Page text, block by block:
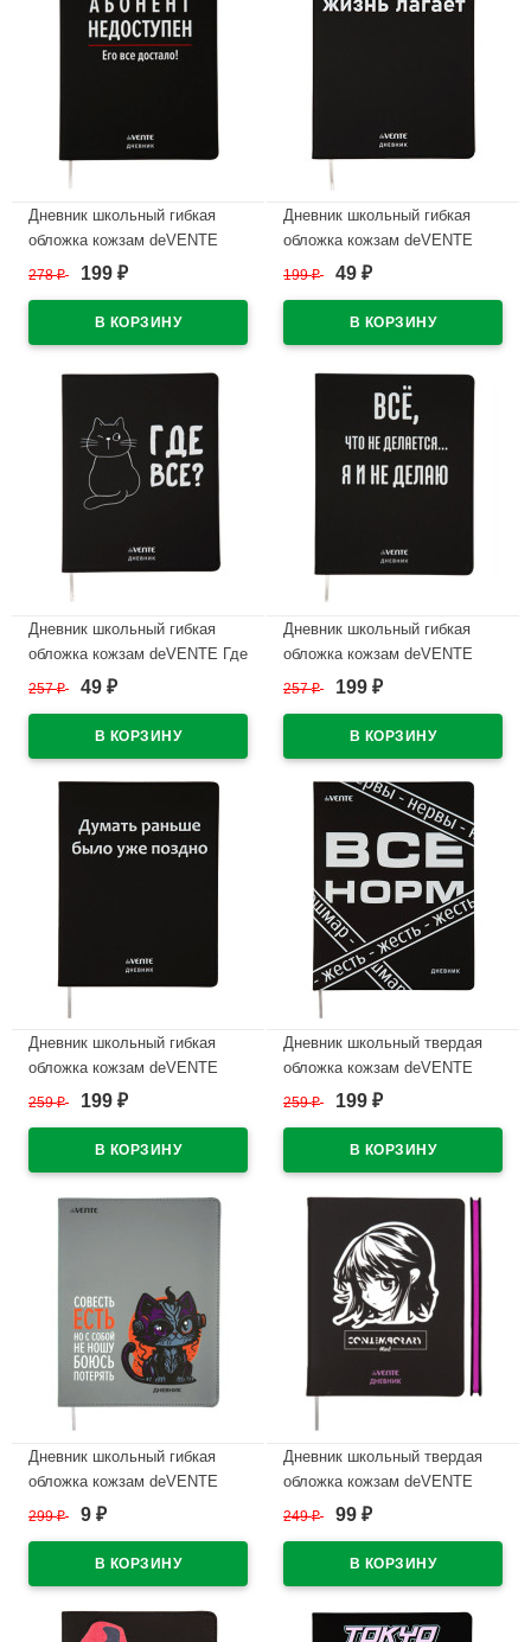
Дневник школьный гибкая
обложка кожзам deVENTE
Абонент недоступен
отстрочка,ляссе арт.2020393
278₽ 199 ₽
Дневник школьный гибкая
обложка кожзам deVENTE
Жизнь лагает шелкография,
199₽ 49 ₽
Дневник школьный гибкая
обложка кожзам deVENTE Где
все? шелкография,
257₽ 49 ₽
Дневник школьный гибкая
обложка кожзам deVENTE
Всё, что не делается...
арт.2020366
257₽ 199 ₽
Дневник школьный гибкая
обложка кожзам deVENTE
Думать раньше было уже
отстрочка, ляссе арт.2020372
259₽ 199 ₽
Дневник школьный твердая
обложка кожзам deVENTE
Все Норм шелкография,
259₽ 199 ₽
Дневник школьный гибкая
обложка кожзам deVENTE
Совесть есть шелкография,
299₽ 9 ₽
Дневник школьный твердая
обложка кожзам deVENTE
Современный разум
шелкография, ляссе
арт.2020450
В наличии
249₽ 99 ₽